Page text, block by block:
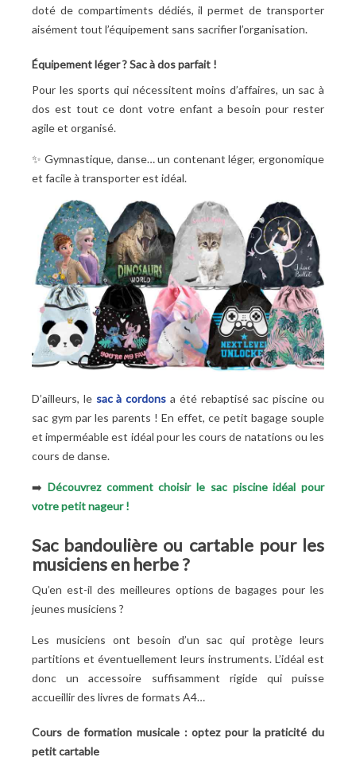
doté de compartiments dédiés, il permet de transporter
aisément tout l’équipement sans sacrifier l’organisation.
Équipement léger? Sac à dos parfait !
Pour les sports qui nécessitent moins d’affaires, un sac à
dos est tout ce dont votre enfant a besoin pour rester
agile et organisé.
✨ Gymnastique, danse… un contenant léger, ergonomique
et facile à transporter est idéal.
D’ailleurs, le sac à cordons a été rebaptisé sac piscine ou
sac gym par les parents ! En effet, ce petit bagage souple
et imperméable est idéal pour les cours de natations ou les
cours de danse.
➡️ Découvrez comment choisir le sac piscine idéal pour
votre petit nageur !
Sac bandoulière ou cartable pour les
musiciens en herbe?
Qu’en est-il des meilleures options de bagages pour les
jeunes musiciens ?
Les musiciens ont besoin d’un sac qui protège leurs
partitions et éventuellement leurs instruments. L’idéal est
donc un accessoire suffisamment rigide qui puisse
accueillir des livres de formats A4…
Cours de formation musicale : optez pour la praticité du
petit cartable